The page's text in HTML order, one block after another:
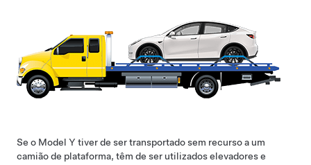
Se o Model Y tiver de ser transportado sem recurso a um
camião de plataforma, têm de ser utilizados elevadores e